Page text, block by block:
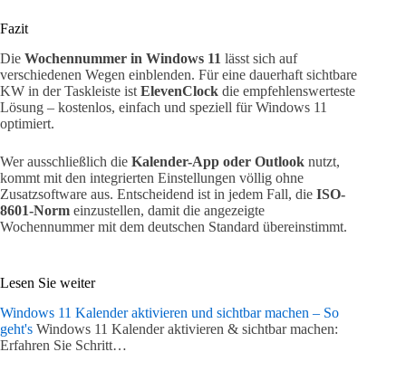
Fazit
Die Wochennummer in Windows 11 lässt sich auf
verschiedenen Wegen einblenden. Für eine dauerhaft sichtbare
KW in der Taskleiste ist ElevenClock die empfehlenswerteste
Lösung – kostenlos, einfach und speziell für Windows 11
optimiert.
Wer ausschließlich die Kalender-App oder Outlook nutzt,
kommt mit den integrierten Einstellungen völlig ohne
Zusatzsoftware aus. Entscheidend ist in jedem Fall, die ISO-
8601-Norm einzustellen, damit die angezeigte
Wochennummer mit dem deutschen Standard übereinstimmt.
Lesen Sie weiter
Windows 11 Kalender aktivieren und sichtbar machen – So
geht's Windows 11 Kalender aktivieren & sichtbar machen:
Erfahren Sie Schritt…